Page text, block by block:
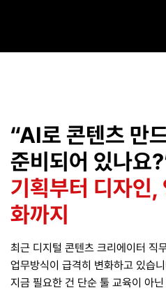
“AI로 콘텐츠 만
준비되어 있나요
기획부터 디자인,
화까지
최근 디지털 콘텐츠 크리에이터 직
업무방식이 급격히 변화하고 있습
지금 필요한 건 단순 툴 교육이 아